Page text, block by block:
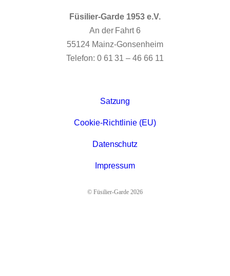
Füsilier-Garde 1953 e.V.
An der Fahrt 6
55124 Mainz-Gonsenheim
Telefon: 0 61 31 – 46 66 11
Satzung
Cookie-Richtlinie (EU)
Datenschutz
Impressum
© Füsilier-Garde 2026